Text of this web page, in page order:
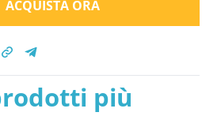
ACQUISTA ORA
più